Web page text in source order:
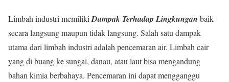
Limbah industri memiliki Dampak Terhadap Lingkungan baik
secara langsung maupun tidak langsung. Salah satu dampak
utama dari limbah industri adalah pencemaran air. Limbah cair
yang di buang ke sungai, danau, atau laut bisa mengandung
bahan kimia berbahaya. Pencemaran ini dapat mengganggu